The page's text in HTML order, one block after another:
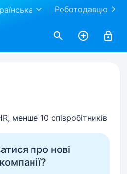
Роботодавцю
, менше 10 співробітників
про нові